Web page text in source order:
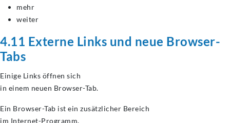
mehr
weiter
4.11 Externe Links und neue Browser-
Tabs
Einige Links öffnen sich
in einem neuen Browser-Tab.
Ein Browser-Tab ist ein zusätzlicher Bereich
im Internet-Programm.